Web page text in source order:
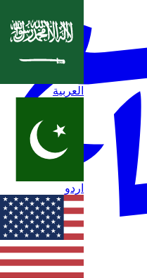
العربية
اردو